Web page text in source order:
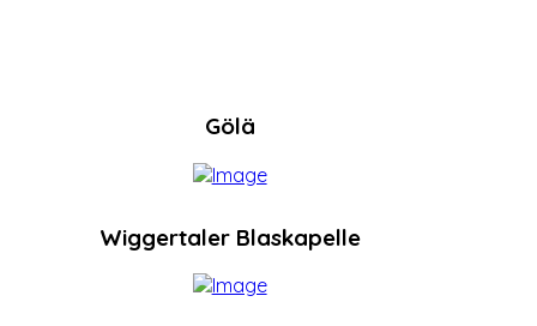
Gölä
Wiggertaler Blaskapelle